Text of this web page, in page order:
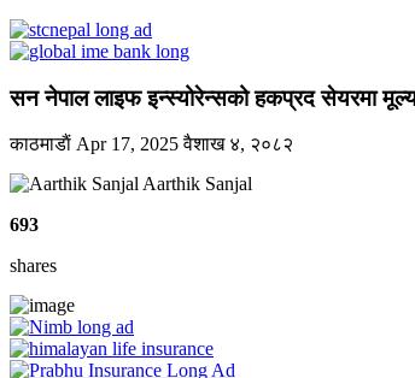
सन नेपाल लाइफ इन्स्योरेन्सको हकप्रद सेयरमा
काठमाडाैं Apr 17, 2025वैशाख ४, २०८२
Aarthik Sanjal
693
shares